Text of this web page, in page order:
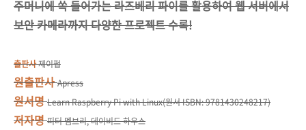
주머니에 쏙 들어가는 라즈베리 파이를 활용하여 웹 서버에서
보안 카메라까지 다양한 프로젝트 수록!
출판사제이펍
원출판사 Apress
원서명 Learn Raspberry Pi with Linux(원서 ISBN: 9781430248217)
저자명 피터 멤브리, 데이비드 하우스